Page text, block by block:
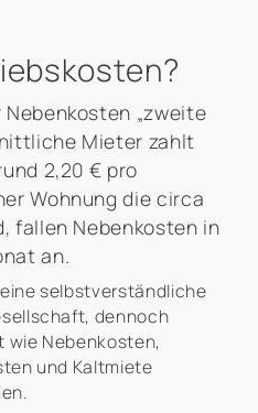
„zweite
Mieter zahlt
2,20 € pro
Wohnung die circa
fallen Nebenkosten in
an.
selbstverständliche
dennoch
wie Nebenkosten,
und Kaltmiete